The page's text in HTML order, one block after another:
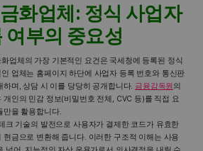
화업체: 정식 사업자
여부의 중요성
업체의 가장 기본적인 요건은 국세청에 등록된 정식
업체는 홈페이지 하단에 사업자 등록 번호와 통신판
며, 상담 시 이를 당당히 공개합니다. 금융감독원의
개인의 민감 정보(비밀번호 전체, CVC 등)를 직접 요
만을 활용합니다.
크 기술의 발전으로 사용자가 결제한 코드가 유효한
현금으로 변환해 줍니다. 이러한 구조적 이해는 사용